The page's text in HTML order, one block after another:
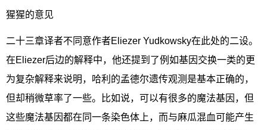
猩猩的意见
二十三章译者不同意作者Eliezer Yudkowsky在此处的二设。
在Eliezer后边的解释中，他还提到了例如基因交换一类的更
为复杂解释来说明，哈利的孟德尔遗传观测是基本正确的，
但却稍微草率了一些。比如说，可以有很多的魔法基因，但
这些魔法基因都在同一条染色体上，而与麻瓜混血可能产生